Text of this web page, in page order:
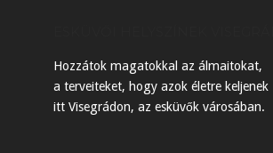
Hozzátok magatokkal az álmaitokat,
a terveiteket, hogy azok életre keljenek
itt Visegrádon, az esküvők városában.